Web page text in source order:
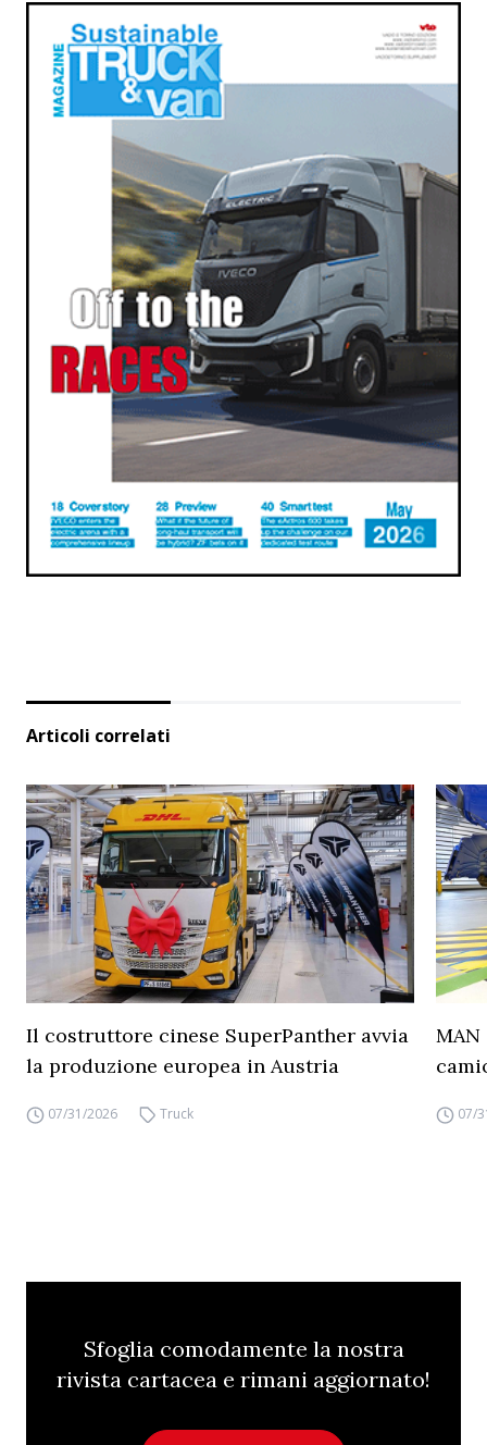
Articoli correlati
Il costruttore cinese SuperPanther avvia
la produzione europea in Austria
07/31/2026 Truck 07/
Sfoglia comodamente la nostra
rivista cartacea e rimani aggiornato!